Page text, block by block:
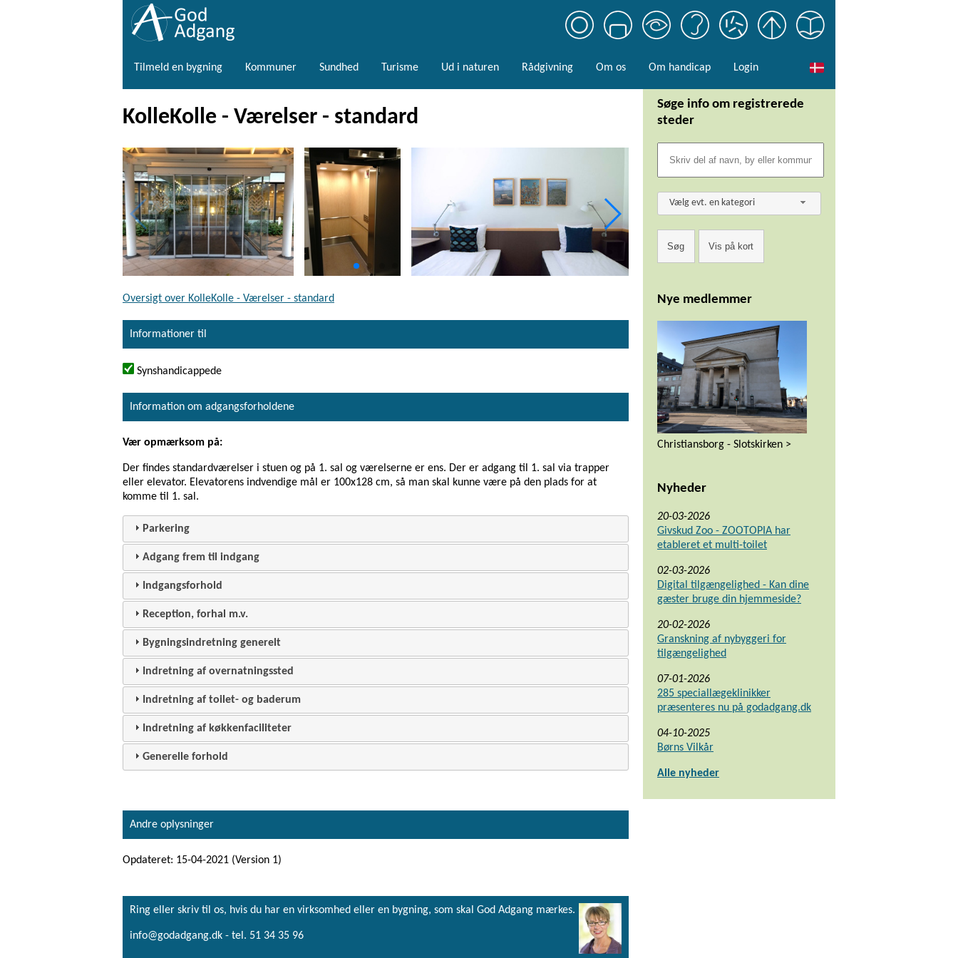
Tilmeld en bygning Kommuner Sundhed Turisme Ud i naturen Rådgivning Om os Om handicap Login
KolleKolle - Værelser - standard
Oversigt over KolleKolle - Værelser - standard
Informationer til
Synshandicappede
Information om adgangsforholdene
Vær opmærksom på:
Der findes standardværelser i stuen og på 1. sal og værelserne er ens. Der er adgang til 1. sal via trapper
eller elevator. Elevatorens indvendige mål er 100x128 cm, så man skal kunne være på den plads for at
komme til 1. sal.
Parkering
Adgang frem til indgang
Indgangsforhold
Reception, forhal m.v.
Bygningsindretning generelt
Indretning af overnatningssted
Indretning af toilet- og baderum
Indretning af køkkenfaciliteter
Generelle forhold
Andre oplysninger
Opdateret: 15-04-2021 (Version 1)
Ring eller skriv til os, hvis du har en virksomhed eller en bygning, som skal God Adgang mærkes.
info@godadgang.dk - tel. 51 34 35 96
Søge info om registrerede
steder
Vælg evt. en kategori
Nye medlemmer
Christiansborg - Slotskirken >
Nyheder
20-03-2026
Givskud Zoo - ZOOTOPIA har
etableret et multi-toilet
02-03-2026
Digital tilgængelighed - Kan dine
gæster bruge din hjemmeside?
20-02-2026
Granskning af nybyggeri for
tilgængelighed
07-01-2026
285 speciallægeklinikker
præsenteres nu på godadgang.dk
04-10-2025
Børns Vilkår
Alle nyheder